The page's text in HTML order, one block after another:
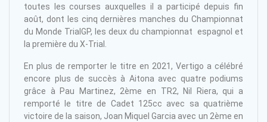
toutes les courses auxquelles il a participé depuis fin
août, dont les cinq dernières manches du Championnat
du Monde TrialGP, les deux du championnat espagnol et
la première du X-Trial.
En plus de remporter le titre en 2021, Vertigo a célébré
encore plus de succès à Aitona avec quatre podiums
grâce à Pau Martinez, 2ème en TR2, Nil Riera, qui a
remporté le titre de Cadet 125cc avec sa quatrième
victoire de la saison, Joan Miquel Garcia avec un 2ème en